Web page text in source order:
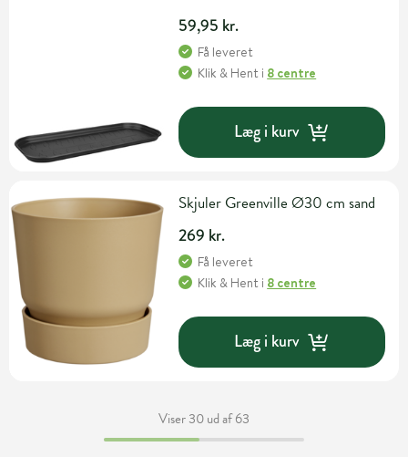
59,95 kr.
Få leveret
Klik & Hent i 8 centre
Læg i kurv
Skjuler Greenville Ø30 cm sand
269 kr.
Få leveret
Klik & Hent i 8 centre
Læg i kurv
Viser 30 ud af 63